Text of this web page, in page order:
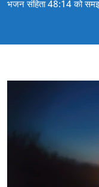
भजन संहिता 48:14 को